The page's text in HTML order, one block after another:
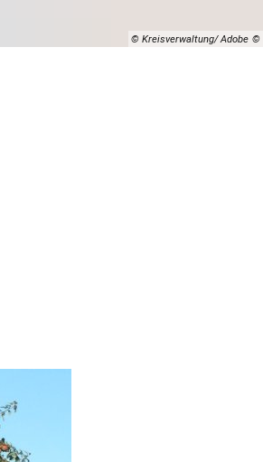
© Kreisverwaltung/ Adobe